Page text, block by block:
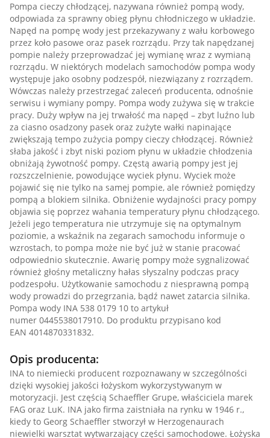
Pompa cieczy chłodzącej, nazywana również pompą wody,
odpowiada za sprawny obieg płynu chłodniczego w układzie.
Napęd na pompę wody jest przekazywany z wału korbowego
przez koło pasowe oraz pasek rozrządu. Przy tak napędzanej
pompie należy przeprowadzać jej wymianę wraz z wymianą
rozrządu. W niektórych modelach samochodów pompa wody
występuje jako osobny podzespół, niezwiązany z rozrządem.
Wówczas należy przestrzegać zaleceń producenta, odnośnie
serwisu i wymiany pompy. Pompa wody zużywa się w trakcie
pracy. Duży wpływ na jej trwałość ma napęd – zbyt luźno lub
za ciasno osadzony pasek oraz zużyte wałki napinające
zwiększają tempo zużycia pompy cieczy chłodzącej. Również
słaba jakość i zbyt niski poziom płynu w układzie chłodzenia
obniżają żywotność pompy. Częstą awarią pompy jest jej
rozszczelnienie, powodujące wyciek płynu. Wyciek może
pojawić się nie tylko na samej pompie, ale również pomiędzy
pompą a blokiem silnika. Obniżenie wydajności pracy pompy
objawia się poprzez wahania temperatury płynu chłodzącego.
Jeżeli jego temperatura nie utrzymuje się na optymalnym
poziomie, a wskaźnik na zegarach samochodu informuje o
wzrostach, to pompa może nie być już w stanie pracować
odpowiednio skutecznie. Awarię pompy może sygnalizować
również głośny metaliczny hałas słyszalny podczas pracy
podzespołu. Użytkowanie samochodu z niesprawną pompą
wody prowadzi do przegrzania, bądź nawet zatarcia silnika.
Pompa wody INA 538 0179 10 to artykuł
numer 0445538017910. Do produktu przypisano kod
EAN 4014870331832.
Opis producenta:
INA to niemiecki producent rozpoznawany w szczególności
dzięki wysokiej jakości łożyskom wykorzystywanym w
motoryzacji. Jest częścią Schaeffler Grupe, właściciela marek
FAG oraz LuK. INA jako firma zaistniała na rynku w 1946 r.,
kiedy to Georg Schaeffler stworzył w Herzogenaurach
niewielki warsztat wytwarzający części samochodowe. Łożyska